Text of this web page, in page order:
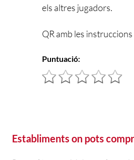
els altres jugadors.
QR amb les instruccions
Puntuació:
Establiments on pots